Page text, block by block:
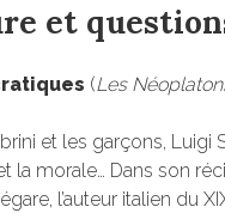
et
(Les
et les garçons, Luigi
la morale… Dans son
l’auteur italien du